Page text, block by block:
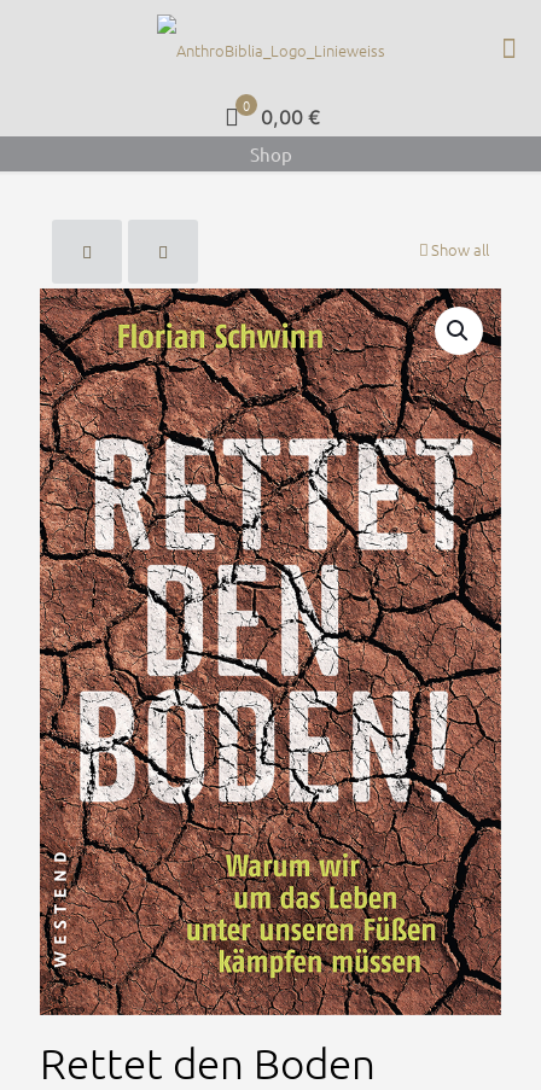
0 0,00 €
Shop
Show all
Rettet den Boden